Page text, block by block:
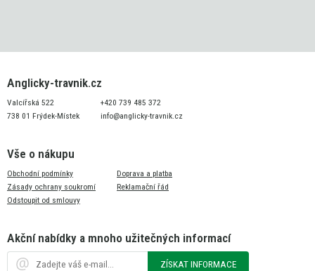
Anglicky-travnik.cz
Valcířská 522
738 01 Frýdek-Místek
+420 739 485 372
info@anglicky-travnik.cz
Vše o nákupu
Obchodní podmínky
Zásady ochrany soukromí
Odstoupit od smlouvy
Doprava a platba
Reklamační řád
Akční nabídky a mnoho užitečných informací
ZÍSKAT INFORMACE